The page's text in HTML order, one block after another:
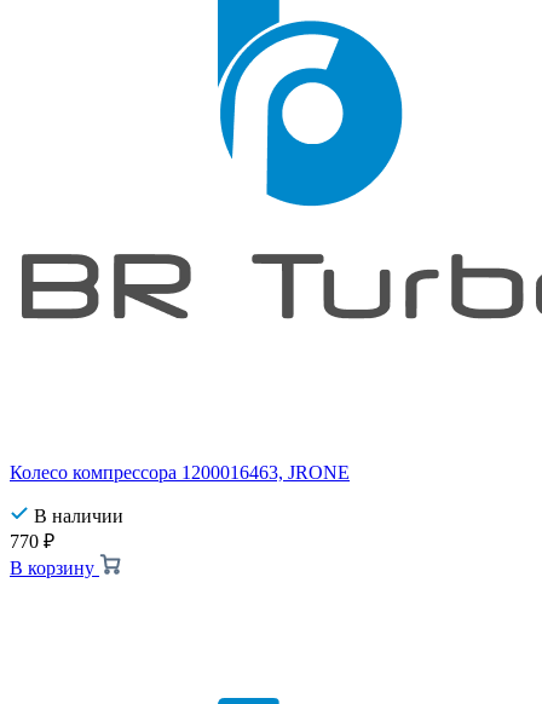
Колесо компрессора 1200016463, JRONE
В наличии
770 ₽
В корзину